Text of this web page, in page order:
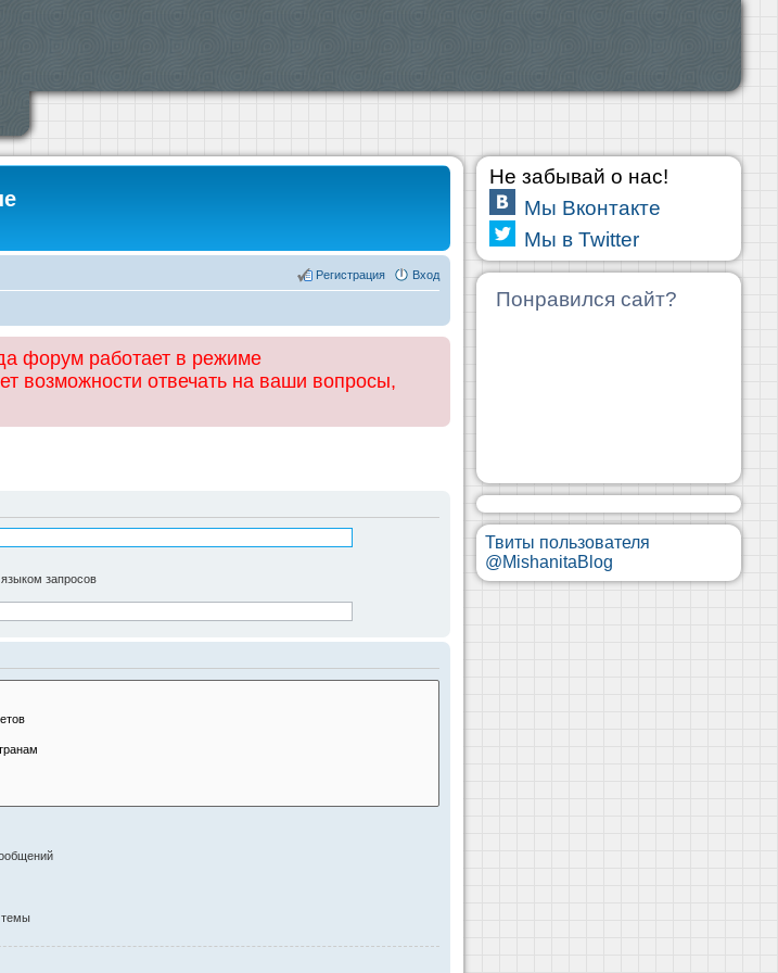
Вход
Регистрация
форум работает в режиме
возможности отвечать на ваши вопросы,
запросов
темы
Не забывай о нас!
Мы Вконтакте
Мы в Twitter
Понравился сайт?
Твиты пользователя
@MishanitaBlog